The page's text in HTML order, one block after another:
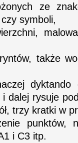
ze
symboli,
także
dalej rysuje
trzy kratki w
punktów,
i C3 itp.